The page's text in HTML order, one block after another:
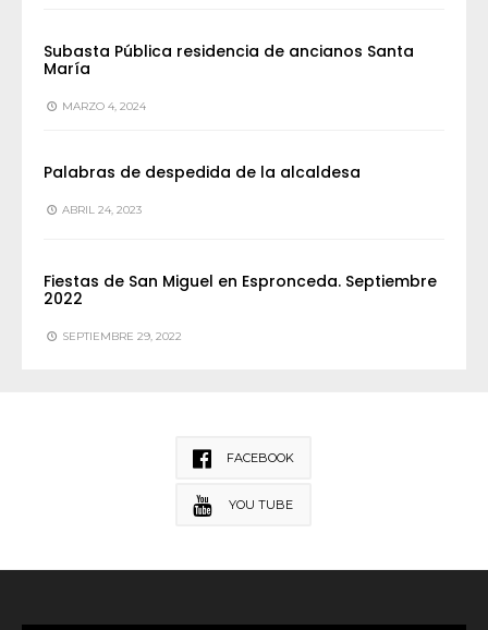
Subasta Pública residencia de ancianos Santa
María
MARZO 4, 2024
Palabras de despedida de la alcaldesa
ABRIL 24, 2023
Fiestas de San Miguel en Espronceda. Septiembre
2022
SEPTIEMBRE 29, 2022
FACEBOOK
YOU TUBE